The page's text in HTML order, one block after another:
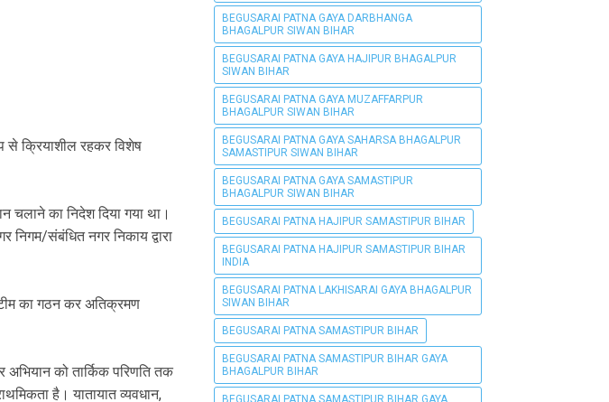
से क्रियाशील रहकर विशेष
चलाने का निदेश दिया गया था।
निगम/संबंधित नगर निकाय द्वारा
का गठन कर अतिक्रमण
को तार्किक परिणति तक
है। यातायात व्यवधान,
BEGUSARAI PATNA GAYA DARBHANGA
BHAGALPUR SIWAN BIHAR
BEGUSARAI PATNA GAYA HAJIPUR BHAGALPUR
SIWAN BIHAR
BEGUSARAI PATNA GAYA MUZAFFARPUR
BHAGALPUR SIWAN BIHAR
BEGUSARAI PATNA GAYA SAHARSA BHAGALPUR
SAMASTIPUR SIWAN BIHAR
BEGUSARAI PATNA GAYA SAMASTIPUR
BHAGALPUR SIWAN BIHAR
BEGUSARAI PATNA HAJIPUR SAMASTIPUR BIHAR
BEGUSARAI PATNA HAJIPUR SAMASTIPUR BIHAR
INDIA
BEGUSARAI PATNA LAKHISARAI GAYA BHAGALPUR
SIWAN BIHAR
BEGUSARAI PATNA SAMASTIPUR BIHAR
BEGUSARAI PATNA SAMASTIPUR BIHAR GAYA
BHAGALPUR BIHAR
BEGUSARAI PATNA SAMASTIPUR BIHAR GAYA